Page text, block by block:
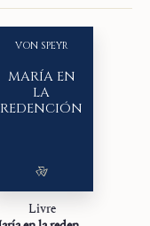
MARÍA EN
LA
REDENCIÓN
VON SPEYR
Livre